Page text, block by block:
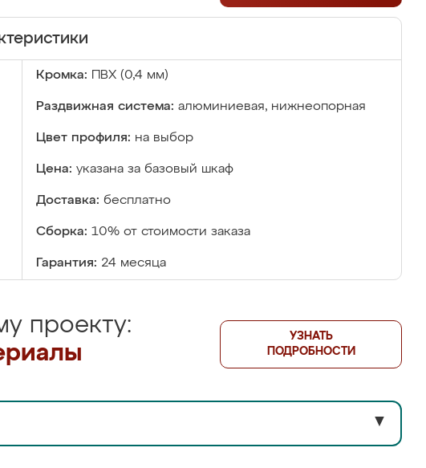
Кромка: ПВХ (0,4 мм)
Раздвижная система: алюминиевая, нижнеопорная
Цвет профиля: на выбор
Цена: указана за базовый шкаф
Доставка: бесплатно
Сборка: 10% от стоимости заказа
Гарантия: 24 месяца
проекту:
УЗНАТЬ
ПОДРОБНОСТИ
▼